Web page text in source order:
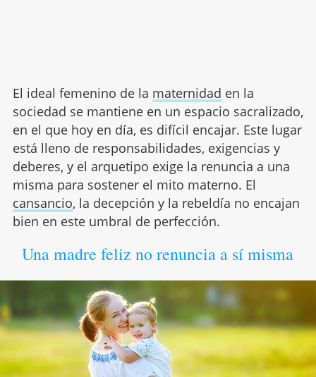
El ideal femenino de la maternidad en la
sociedad se mantiene en un espacio sacralizado,
en el que hoy en día, es difícil encajar. Este lugar
está lleno de responsabilidades, exigencias y
deberes, y el arquetipo exige la renuncia a una
misma para sostener el mito materno. El
cansancio, la decepción y la rebeldía no encajan
bien en este umbral de perfección.
Una madre feliz no renuncia a sí misma